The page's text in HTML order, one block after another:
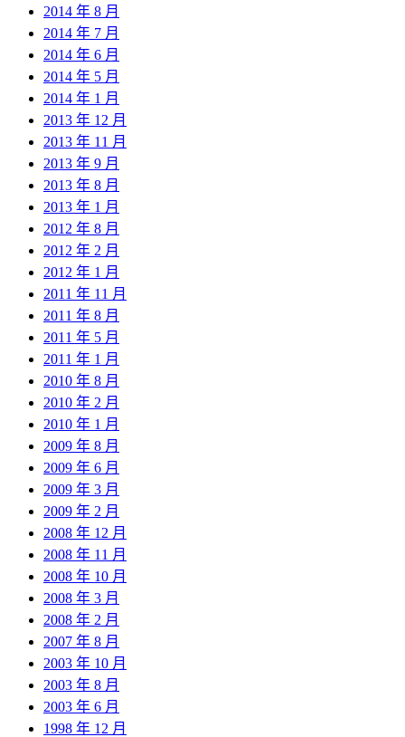
2014 年 8 月
2014 年 7 月
2014 年 6 月
2014 年 5 月
2014 年 1 月
2013 年 12 月
2013 年 11 月
2013 年 9 月
2013 年 8 月
2013 年 1 月
2012 年 8 月
2012 年 2 月
2012 年 1 月
2011 年 11 月
2011 年 8 月
2011 年 5 月
2011 年 1 月
2010 年 8 月
2010 年 2 月
2010 年 1 月
2009 年 8 月
2009 年 6 月
2009 年 3 月
2009 年 2 月
2008 年 12 月
2008 年 11 月
2008 年 10 月
2008 年 3 月
2008 年 2 月
2007 年 8 月
2003 年 10 月
2003 年 8 月
2003 年 6 月
1998 年 12 月